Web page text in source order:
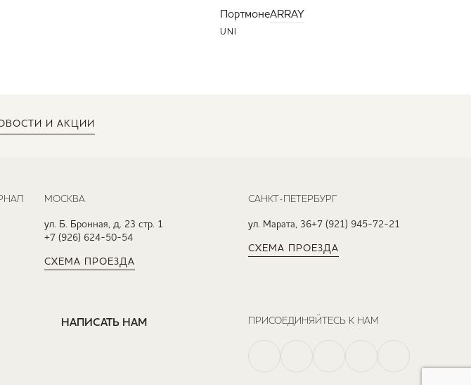
ПортмонеARRAY
UNI
И АКЦИИ
МОСКВА
ул. Б. Бронная, д. 23 стр. 1
+7 (926) 624-50-54
СХЕМА ПРОЕЗДА
САНКТ-ПЕТЕРБУРГ
ул. Марата, 36+7 (921) 945-72-21
СХЕМА ПРОЕЗДА
НАПИСАТЬ НАМ ПРИСОЕДИНЯЙТЕСЬ К НАМ